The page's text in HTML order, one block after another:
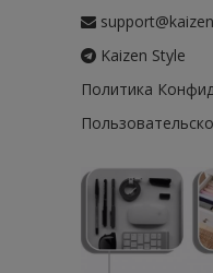
Kaizen Style
Политика